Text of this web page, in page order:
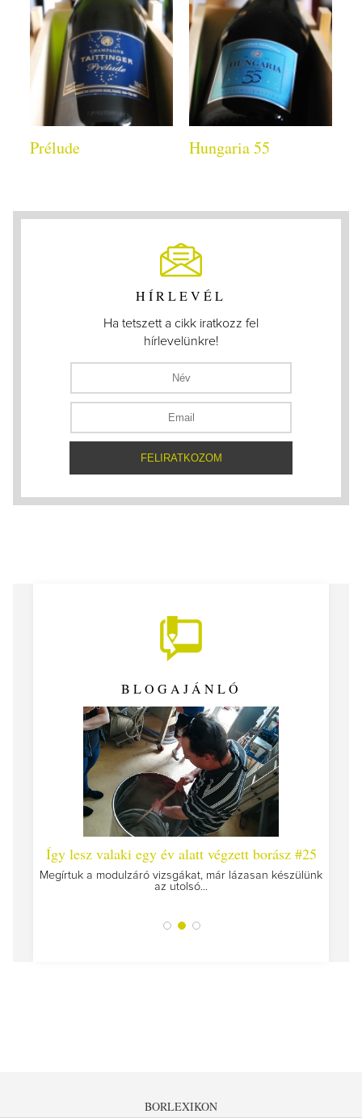
Prélude Hungaria 55
HÍRLEVÉL
Ha tetszett a cikk iratkozz fel
hírlevelünkre!
BLOGAJÁNLÓ
Így lesz valaki egy év alatt végzett borász #25
Megírtuk a modulzáró vizsgákat, már lázasan készülünk
az utolsó...
BORLEXIKON